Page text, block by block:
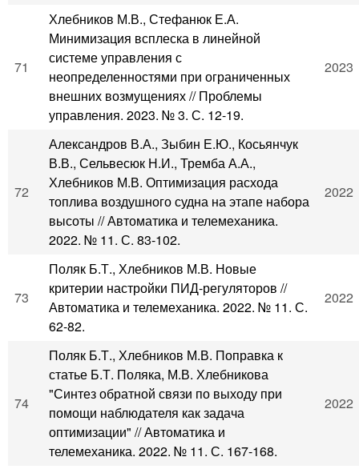
71
Хлебников М.В., Стефанюк Е.А.
Минимизация всплеска в линейной
системе управления с
неопределенностями при ограниченных
внешних возмущениях // Проблемы
управления. 2023. № 3. С. 12-19.
2023
72
Александров В.А., Зыбин Е.Ю., Косьянчук
В.В., Сельвесюк Н.И., Тремба А.А.,
Хлебников М.В. Оптимизация расхода
топлива воздушного судна на этапе набора
высоты // Автоматика и телемеханика.
2022. № 11. С. 83-102.
2022
73
Поляк Б.Т., Хлебников М.В. Новые
критерии настройки ПИД-регуляторов //
Автоматика и телемеханика. 2022. № 11. С.
62-82.
2022
74
Поляк Б.Т., Хлебников М.В. Поправка к
статье Б.Т. Поляка, М.В. Хлебникова
"Синтез обратной связи по выходу при
помощи наблюдателя как задача
оптимизации" // Автоматика и
телемеханика. 2022. № 11. С. 167-168.
2022